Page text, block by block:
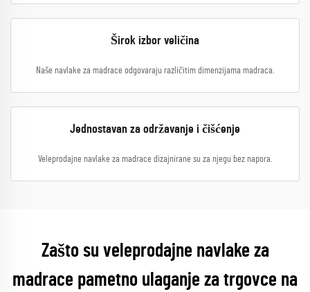
Širok izbor veličina
Naše navlake za madrace odgovaraju različitim dimenzijama madraca.
Jednostavan za održavanje i čišćenje
Veleprodajne navlake za madrace dizajnirane su za njegu bez napora.
Zašto su veleprodajne navlake za
madrace pametno ulaganje za trgovce na